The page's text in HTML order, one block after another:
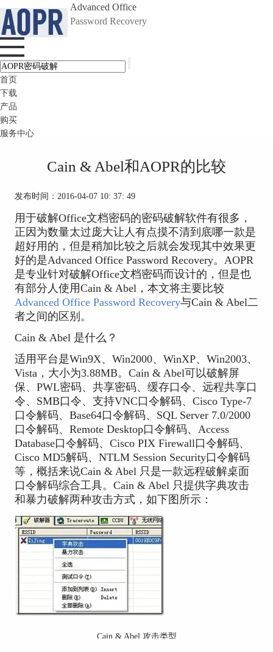
Advanced Office
Password Recovery
首页
下载
产品
购买
服务中心
Cain & Abel和AOPR的比较
发布时间：2016-04-07 10: 37: 49
用于破解Office文档密码的密码破解软件有很多，
正因为数量太过庞大让人有点摸不清到底哪一款是
超好用的，但是稍加比较之后就会发现其中效果更
好的是Advanced Office Password Recovery。AOPR
是专业针对破解Office文档密码而设计的，但是也
有部分人使用Cain & Abel，本文将主要比较
Advanced Office Password Recovery与Cain & Abel二
者之间的区别。
Cain & Abel 是什么？
适用平台是Win9X、Win2000、WinXP、Win2003、
Vista，大小为3.88MB。Cain & Abel可以破解屏
保、PWL密码、共享密码、缓存口令、远程共享口
令、SMB口令、支持VNC口令解码、Cisco Type-7
口令解码、Base64口令解码、SQL Server 7.0/2000
口令解码、Remote Desktop口令解码、Access
Database口令解码、Cisco PIX Firewall口令解码、
Cisco MD5解码、NTLM Session Security口令解码
等，概括来说Cain & Abel 只是一款远程破解桌面
口令解码综合工具。Cain & Abel 只提供字典攻击
和暴力破解两种攻击方式，如下图所示：
Cain & Abel 攻击类型